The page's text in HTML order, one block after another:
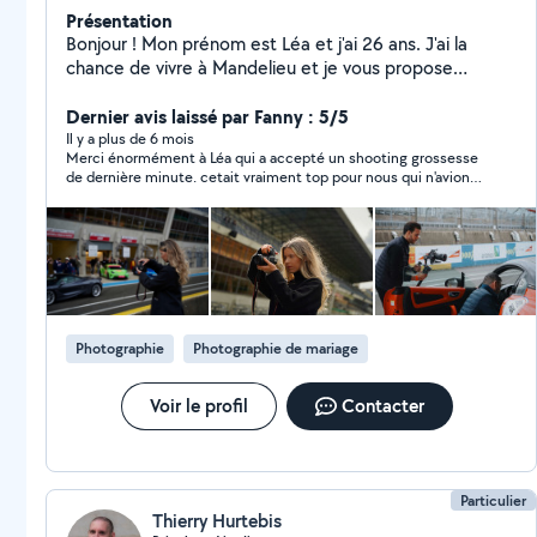
Présentation
Bonjour ! Mon prénom est Léa et j'ai 26 ans. J'ai la
chance de vivre à Mandelieu et je vous propose
baby-sitting ~ aide au ménage & service de
conciergerie Du côté pro, mon conjoint et moi avons
une agence de communication, nous proposons des
prestations photos & vidéos (shooting pour
événement pro ou perso, mariage, évent entreprise /
montage vidéo format court ou long etc..), gestion des
réseaux sociaux (community management) et plus !
N'hésitez pas à nous contacter pour toutes vos
demandes en communication et marketing ! Au plaisir
de vous rencontrer et de vous aider ! Cordialement,
Léa
Dernier avis laissé par Fanny : 5/5
Il y a plus de 6 mois
Merci énormément à Léa qui a accepté un shooting grossesse
de dernière minute. cetait vraiment top pour nous qui n'avions
encore à elle pour les photos
Photographie Photographie de mariage
Voir le profil Contacter
Particulier
Thierry Hurtebis